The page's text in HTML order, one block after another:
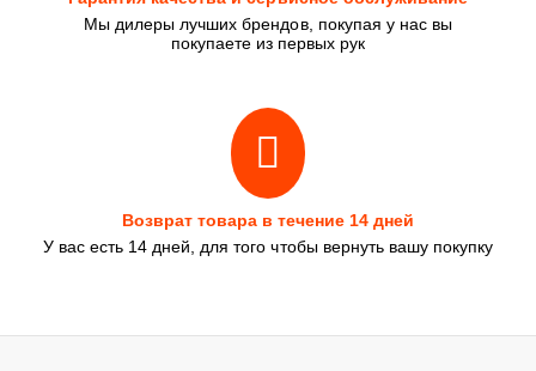
Мы дилеры лучших брендов, покупая у нас вы
покупаете из первых рук
Возврат товара в течение 14 дней
У вас есть 14 дней, для того чтобы вернуть вашу покупку